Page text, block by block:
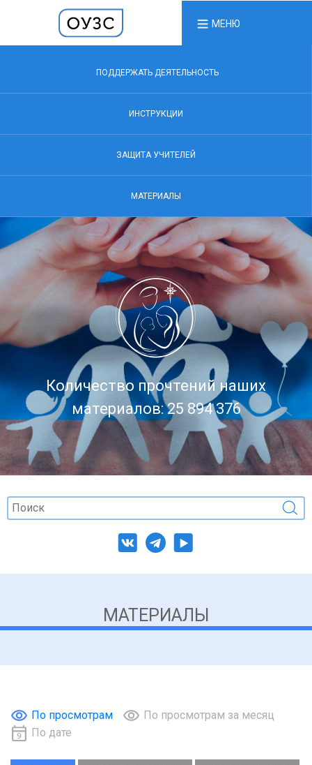
МЕНЮ
ПОДДЕРЖАТЬ ДЕЯТЕЛЬНОСТЬ
ИНСТРУКЦИИ
ЗАЩИТА УЧИТЕЛЕЙ
МАТЕРИАЛЫ
Количество прочтений наших
материалов: 25 894 376
МАТЕРИАЛЫ
По просмотрам
По просмотрам за месяц
По дате